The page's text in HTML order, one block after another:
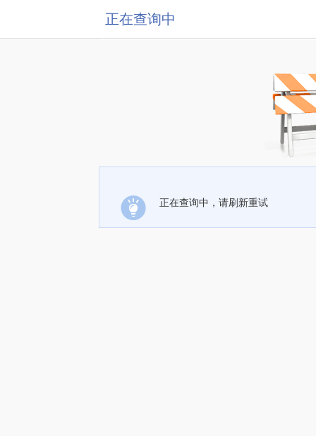
正在查询中
正在查询中，请刷新重试